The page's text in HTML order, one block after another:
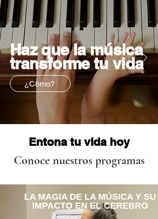
Haz que la música
transforme tu vida
¿Cómo?
Entona tu vida hoy
Conoce nuestros programas
LA MAGIA DE LA MÚSICA Y SU
IMPACTO EN EL CEREBRO